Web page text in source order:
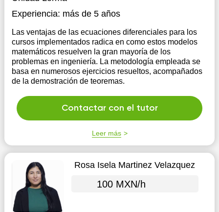
Experiencia: más de 5 años
Las ventajas de las ecuaciones diferenciales para los
cursos implementados radica en como estos modelos
matemáticos resuelven la gran mayoría de los
problemas en ingeniería. La metodología empleada se
basa en numerosos ejercicios resueltos, acompañados
de la demostración de teoremas.
Contactar con el tutor
Leer más
Rosa Isela Martinez Velazquez
100 MXN/h